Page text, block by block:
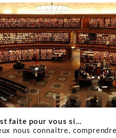
faite pour vous si…
nous connaître,